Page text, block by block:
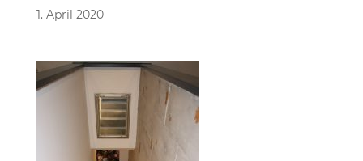
1. April 2020